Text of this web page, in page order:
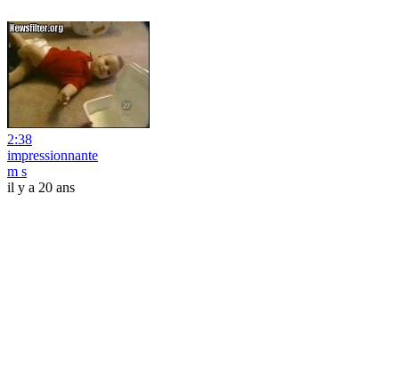
2:38
impressionnante
m s
il y a 20 ans